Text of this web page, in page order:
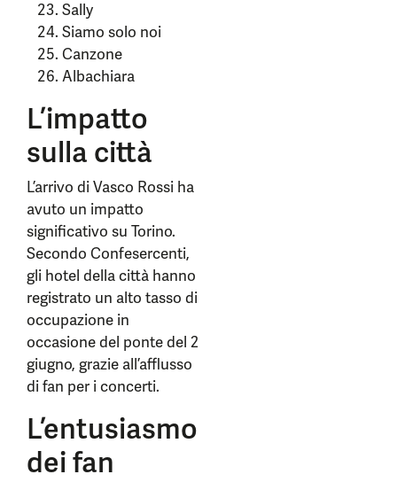
Sally
Siamo solo noi
Canzone
Albachiara
L’impatto
sulla città
L’arrivo di Vasco Rossi ha
avuto un impatto
significativo su Torino.
Secondo Confesercenti,
gli hotel della città hanno
registrato un alto tasso di
occupazione in
occasione del ponte del 2
giugno, grazie all’afflusso
di fan per i concerti.
L’entusiasmo
dei fan